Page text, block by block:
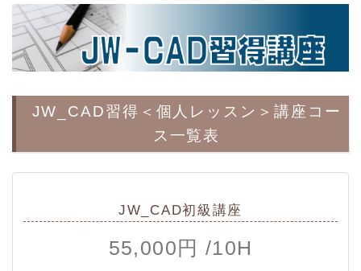
JW_CAD習得＜個人レッスン＞講座コー
ス一覧表
JW_CAD初級講座
55,000円 /10H